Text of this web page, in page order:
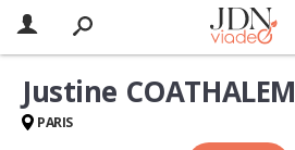
Justine COATHALEM
PARIS